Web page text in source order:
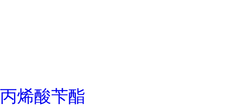
丙烯酸苄酯